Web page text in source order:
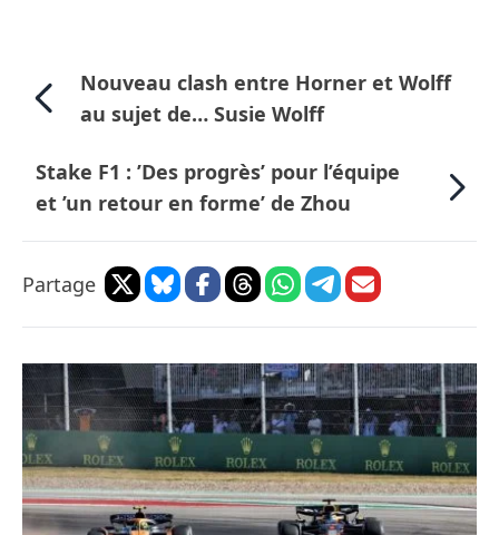
Nouveau clash entre Horner et Wolff
au sujet de… Susie Wolff
Stake F1 : ’Des progrès’ pour l’équipe
et ’un retour en forme’ de Zhou
Partage